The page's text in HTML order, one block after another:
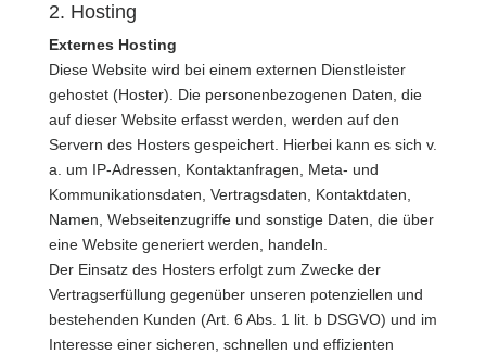
2. Hosting
Externes Hosting
Diese Website wird bei einem externen Dienstleister
gehostet (Hoster). Die personenbezogenen Daten, die
auf dieser Website erfasst werden, werden auf den
Servern des Hosters gespeichert. Hierbei kann es sich v.
a. um IP-Adressen, Kontaktanfragen, Meta- und
Kommunikationsdaten, Vertragsdaten, Kontaktdaten,
Namen, Webseitenzugriffe und sonstige Daten, die über
eine Website generiert werden, handeln.
Der Einsatz des Hosters erfolgt zum Zwecke der
Vertragserfüllung gegenüber unseren potenziellen und
bestehenden Kunden (Art. 6 Abs. 1 lit. b DSGVO) und im
Interesse einer sicheren, schnellen und effizienten